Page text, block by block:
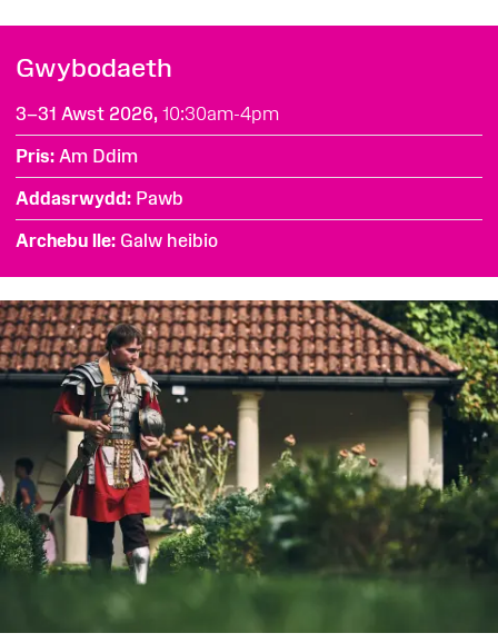
Gwybodaeth
3–31 Awst 2026, 10:30am-4pm
Pris Am Ddim
Addasrwydd Pawb
Archebu lle Galw heibio